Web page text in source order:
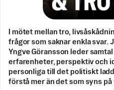
I mötet mellan tro,
frågor som saknar enkla svar.
Yngve Göransson leder
erfarenheter, perspektiv och
personliga till det politiskt
förstå mer än det som syns på